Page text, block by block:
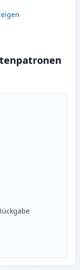
Brother LC900